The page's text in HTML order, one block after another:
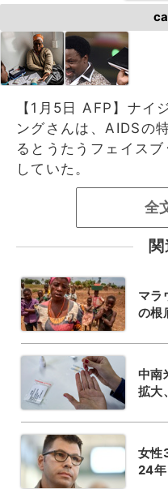
【1月5日 AFP】ナイ
ングさんは、AIDSの
るとうたうフェイス
していた。
全
マラ
の根
中南
拡大
女性
24